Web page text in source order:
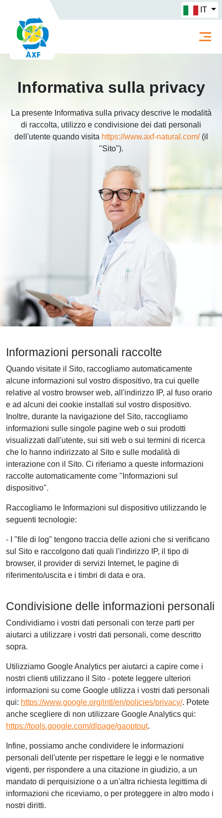
IT
Informativa sulla privacy
La presente Informativa sulla privacy descrive le modalità
di raccolta, utilizzo e condivisione dei dati personali
dell'utente quando visita https://www.axf-natural.com/(il
"Sito").
Informazioni personali raccolte
Quando visitate il Sito, raccogliamo automaticamente
alcune informazioni sul vostro dispositivo, tra cui quelle
relative al vostro browser web, all'indirizzo IP, al fuso orario
e ad alcuni dei cookie installati sul vostro dispositivo.
Inoltre, durante la navigazione del Sito, raccogliamo
informazioni sulle singole pagine web o sui prodotti
visualizzati dall'utente, sui siti web o sui termini di ricerca
che lo hanno indirizzato al Sito e sulle modalità di
interazione con il Sito. Ci riferiamo a queste informazioni
raccolte automaticamente come "Informazioni sul
dispositivo".
Raccogliamo le Informazioni sul dispositivo utilizzando le
seguenti tecnologie:
- I "file di log" tengono traccia delle azioni che si verificano
sul Sito e raccolgono dati quali l'indirizzo IP, il tipo di
browser, il provider di servizi Internet, le pagine di
riferimento/uscita e i timbri di data e ora.
Condivisione delle informazioni personali
Condividiamo i vostri dati personali con terze parti per
aiutarci a utilizzare i vostri dati personali, come descritto
sopra.
Utilizziamo Google Analytics per aiutarci a capire come i
nostri clienti utilizzano il Sito - potete leggere ulteriori
informazioni su come Google utilizza i vostri dati personali
qui: https://www.google.org/intl/en/policies/privacy/. Potete
anche scegliere di non utilizzare Google Analytics qui:
https://tools.google.com/dlpage/gaoptout.
Infine, possiamo anche condividere le informazioni
personali dell'utente per rispettare le leggi e le normative
vigenti, per rispondere a una citazione in giudizio, a un
mandato di perquisizione o a un'altra richiesta legittima di
informazioni che riceviamo, o per proteggere in altro modo i
nostri diritti.